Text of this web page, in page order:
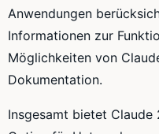
Anwendungen
Informationen zur
Möglichkeiten von
Dokumentation.
Insgesamt bietet Claude